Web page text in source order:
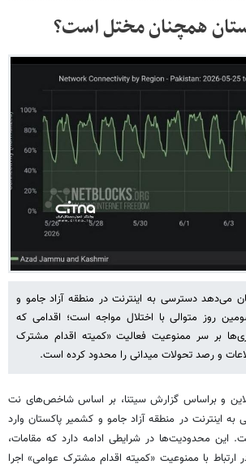
همچنان مختل است؟
می‌دهد دسترسی به اینترنت در منطقه آزاد جامو و
روز متوالی با اختلال مواجه است؛ اقدامی که
بر سر ممنوعیت فعالیت «کمیته اقدام مشترک
و رصد تحولات میدانی را محدود کرده است.
و براساس گزارش سیتنا، بر اساس شاخص‌های نت
اینترنت در منطقه آزاد جامو و کشمیر پاکستان وارد
محدودیت‌ها در شرایطی ادامه دارد که مقامات،
ارتباط با ممنوعیت «کمیته اقدام مشترک عوامی» اجرا